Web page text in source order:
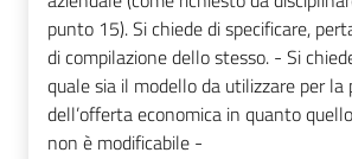
punto 15). Si chiede di specificare,
di compilazione dello stesso. - Si
quale sia il modello da utilizzare per la
dell’offerta economica in quanto
non è modificabile -